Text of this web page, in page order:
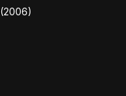
(2006)